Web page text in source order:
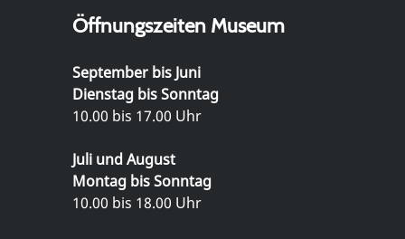
Öffnungszeiten Museum
September bis Juni
Dienstag bis Sonntag
10.00 bis 17.00 Uhr
Juli und August
Montag bis Sonntag
10.00 bis 18.00 Uhr